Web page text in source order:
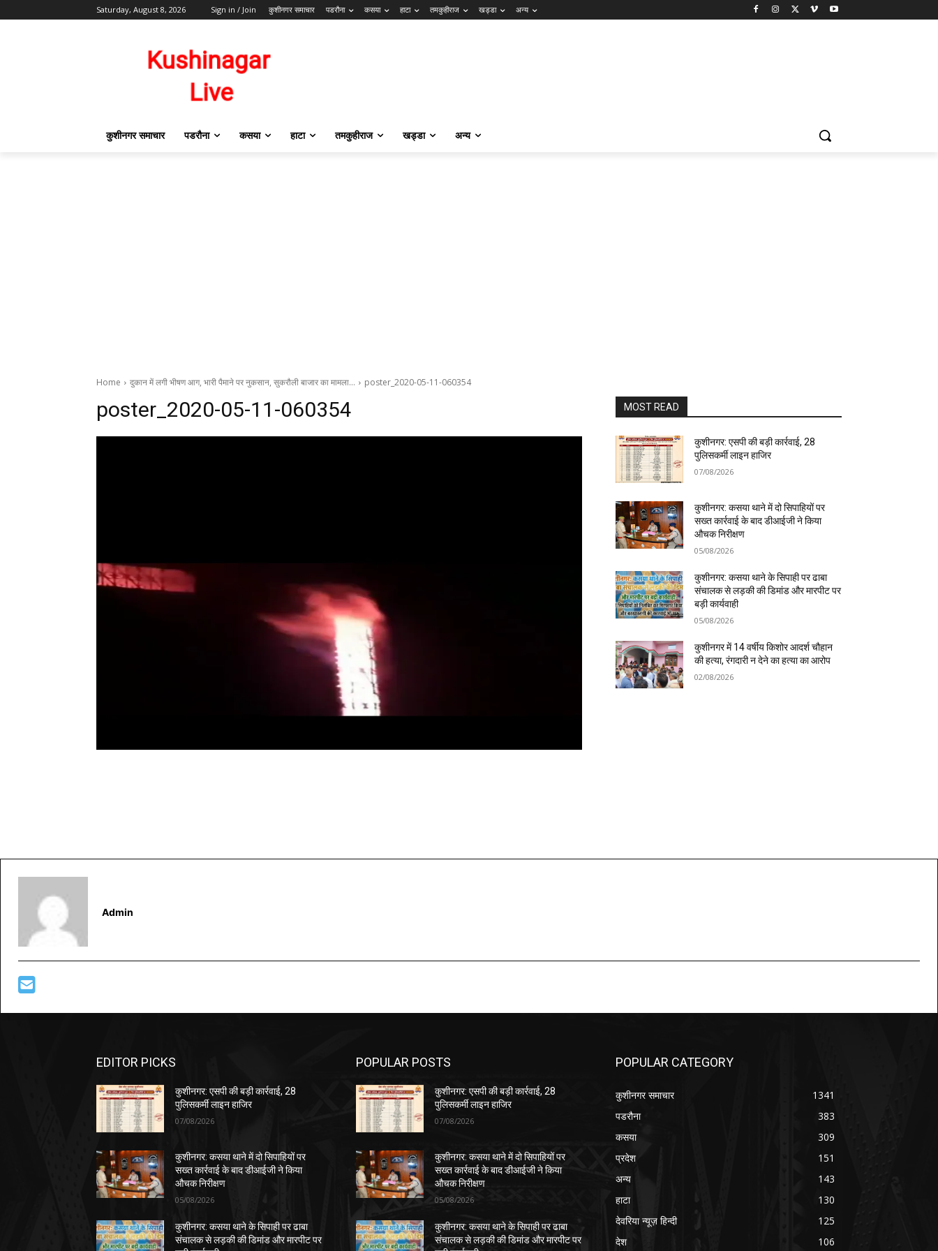
Saturday, August 8, 2026 Sign in / Join कुशीनगर समाचार पडरौना कसया हाटा तमकुहीराज खड्डा अन्य
कुशीनगर समाचार पडरौना कसया हाटा तमकुहीराज खड्डा अन्य
Home दुकान में लगी भीषण आग, भारी पैमाने पर नुकसान, सुकरौली बाजार का मामला… poster_2020-05-11-060354
poster_2020-05-11-060354 MOST READ
कुशीनगर: एसपी की बड़ी कार्रवाई, 28
पुलिसकर्मी लाइन हाजिर
07/08/2026
कुशीनगर: कसया थाने में दो सिपाहियों पर
सख्त कार्रवाई के बाद डीआईजी ने किया
औचक निरीक्षण
05/08/2026
कुशीनगर: कसया थाने के सिपाही पर ढाबा
संचालक से लड़की की डिमांड और मारपीट पर
बड़ी कार्यवाही
05/08/2026
कुशीनगर में 14 वर्षीय किशोर आदर्श चौहान
की हत्या, रंगदारी न देने का हत्या का आरोप
02/08/2026
Admin
EDITOR PICKS
कुशीनगर: एसपी की बड़ी कार्रवाई, 28
पुलिसकर्मी लाइन हाजिर
07/08/2026
कुशीनगर: कसया थाने में दो सिपाहियों पर
सख्त कार्रवाई के बाद डीआईजी ने किया
औचक निरीक्षण
05/08/2026
कुशीनगर: कसया थाने के सिपाही पर ढाबा
संचालक से लड़की की डिमांड और मारपीट पर
POPULAR POSTS
कुशीनगर: एसपी की बड़ी कार्रवाई, 28
पुलिसकर्मी लाइन हाजिर
07/08/2026
कुशीनगर: कसया थाने में दो सिपाहियों पर
सख्त कार्रवाई के बाद डीआईजी ने किया
औचक निरीक्षण
05/08/2026
कुशीनगर: कसया थाने के सिपाही पर ढाबा
संचालक से लड़की की डिमांड और मारपीट पर
POPULAR CATEGORY
कुशीनगर समाचार
1341
पडरौना
383
कसया
309
प्रदेश
151
अन्य
143
हाटा
130
देवरिया न्यूज़ हिन्दी
125
देश
106